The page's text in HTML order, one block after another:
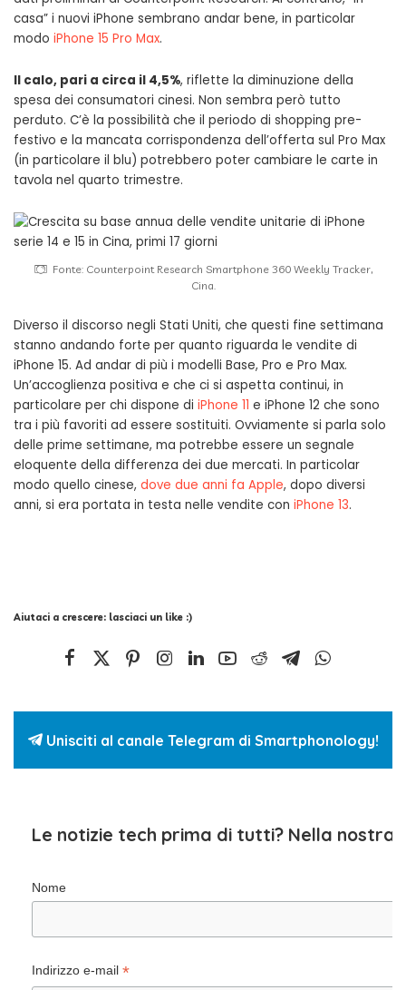
casa” i nuovi iPhone sembrano andar bene, in particolar
modo iPhone 15 Pro Max.
Il calo, pari a circa il 4,5%, riflette la diminuzione della
spesa dei consumatori cinesi. Non sembra però tutto
perduto. C’è la possibilità che il periodo di shopping pre-
festivo e la mancata corrispondenza dell’offerta sul Pro Max
(in particolare il blu) potrebbero poter cambiare le carte in
tavola nel quarto trimestre.
Fonte: Counterpoint Research Smartphone 360 ​​Weekly Tracker,
Cina.
Diverso il discorso negli Stati Uniti, che questi fine settimana
stanno andando forte per quanto riguarda le vendite di
iPhone 15. Ad andar di più i modelli Base, Pro e Pro Max.
Un’accoglienza positiva e che ci si aspetta continui, in
particolare per chi dispone di iPhone 11 e iPhone 12 che sono
tra i più favoriti ad essere sostituiti. Ovviamente si parla solo
delle prime settimane, ma potrebbe essere un segnale
eloquente della differenza dei due mercati. In particolar
modo quello cinese, dove due anni fa Apple, dopo diversi
anni, si era portata in testa nelle vendite con iPhone 13.
Aiutaci a crescere: lasciaci un like :)
Unisciti al canale Telegram di Smartphonology!
Le notizie tech prima di tutti? Nella nostra
Nome
Indirizzo e-mail *